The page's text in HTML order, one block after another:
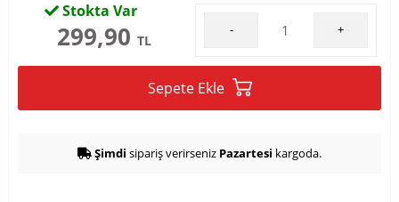
Stokta Var
299,90 TL
- +
Sepete Ekle
Şimdi sipariş verirseniz Pazartesi kargoda.